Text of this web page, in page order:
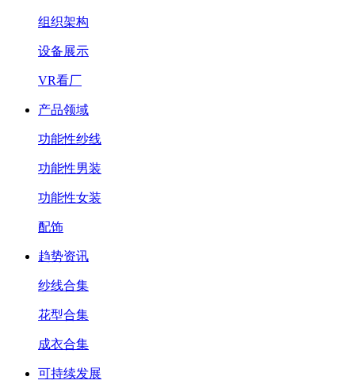
组织架构
设备展示
VR看厂
产品领域
功能性纱线
功能性男装
功能性女装
配饰
趋势资讯
纱线合集
花型合集
成衣合集
可持续发展